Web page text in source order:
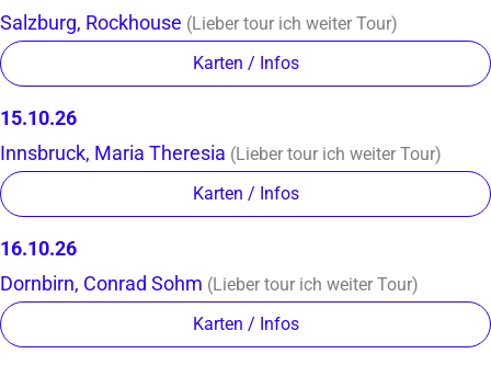
Salzburg, Rockhouse (Lieber tour ich weiter Tour)
Karten / Infos
15.10.26
Innsbruck, Maria Theresia (Lieber tour ich weiter Tour)
Karten / Infos
16.10.26
Dornbirn, Conrad Sohm (Lieber tour ich weiter Tour)
Karten / Infos